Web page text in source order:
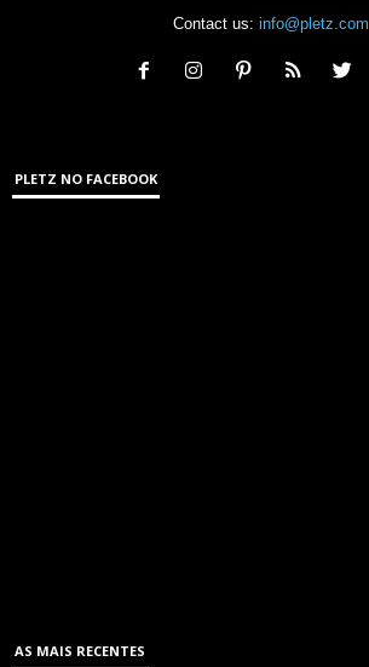
Contact us: info@pletz.com
PLETZ NO FACEBOOK
AS MAIS RECENTES